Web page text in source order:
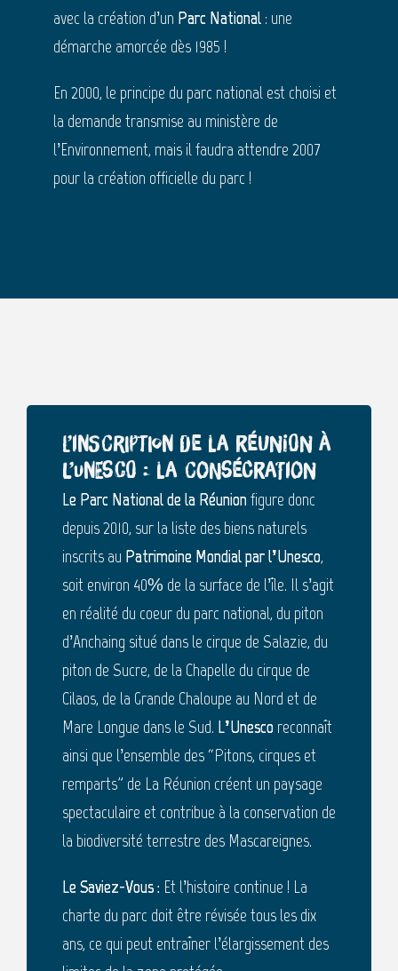
avec la création d’un Parc National : une
démarche amorcée dès 1985 !
En 2000, le principe du parc national est choisi et
la demande transmise au ministère de
l’Environnement, mais il faudra attendre 2007
pour la création officielle du parc !
L’inscription de La Réunion à
l’Unesco : la consécration
Le Parc National de la Réunion figure donc
depuis 2010, sur la liste des biens naturels
inscrits au Patrimoine Mondial par l’Unesco,
soit environ 40% de la surface de l’île. Il s’agit
en réalité du coeur du parc national, du piton
d’Anchaing situé dans le cirque de Salazie, du
piton de Sucre, de la Chapelle du cirque de
Cilaos, de la Grande Chaloupe au Nord et de
Mare Longue dans le Sud. L’Unesco reconnaît
ainsi que l’ensemble des “Pitons, cirques et
remparts” de La Réunion créent un paysage
spectaculaire et contribue à la conservation de
la biodiversité terrestre des Mascareignes.
Le Saviez-Vous : Et l’histoire continue ! La
charte du parc doit être révisée tous les dix
ans, ce qui peut entraîner l’élargissement des